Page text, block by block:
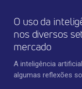
O uso da
nos diversos
mercado
A inteligência
algumas reflexões